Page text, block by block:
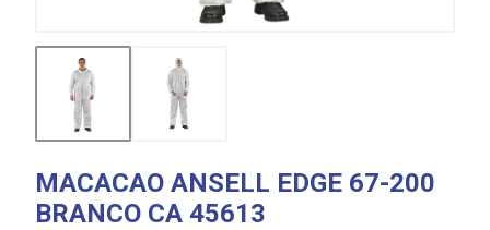
MACACAO ANSELL EDGE 67-200
BRANCO CA 45613